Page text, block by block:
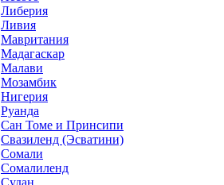
Либерия
Ливия
Мавритания
Мадагаскар
Малави
Мозамбик
Нигерия
Руанда
Сан Томе и Принсипи
Свазиленд (Эсватини)
Сомали
Сомалиленд
Судан